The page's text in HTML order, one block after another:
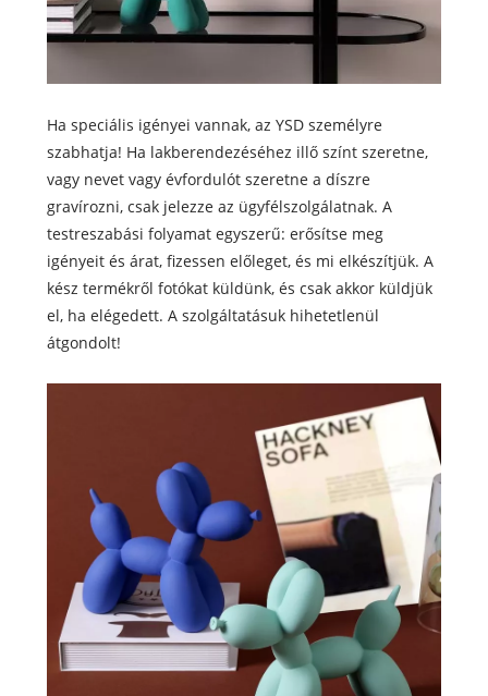
Ha speciális igényei vannak, az YSD személyre
szabhatja! Ha lakberendezéséhez illő színt szeretne,
vagy nevet vagy évfordulót szeretne a díszre
gravírozni, csak jelezze az ügyfélszolgálatnak. A
testreszabási folyamat egyszerű: erősítse meg
igényeit és árat, fizessen előleget, és mi elkészítjük. A
kész termékről fotókat küldünk, és csak akkor küldjük
el, ha elégedett. A szolgáltatásuk hihetetlenül
átgondolt!